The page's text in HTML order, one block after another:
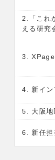
2.「これ
える研究
3.
4. 新イン
5. 大阪地
6. 新任担